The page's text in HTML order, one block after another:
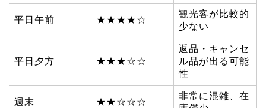
平日午前 ★★★★☆
観光客が比較的
少ない
平日夕方 ★★★☆☆
返品・キャンセ
ル品が出る可能
性
週末 ★★☆☆☆
非常に混雑、在